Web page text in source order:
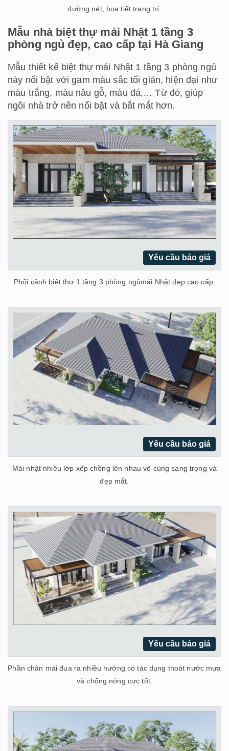
đường nét, họa tiết trang trí.
Mẫu nhà biệt thự mái Nhật 1 tầng 3
phòng ngủ đẹp, cao cấp tại Hà Giang
Mẫu thiết kế biệt thự mái Nhật 1 tầng 3 phòng ngủ
này nổi bật với gam màu sắc tối giản, hiện đại như
màu trắng, màu nâu gỗ, màu đá,… Từ đó, giúp
ngôi nhà trở nên nổi bật và bắt mắt hơn.
Yêu cầu báo giá
Phối cảnh biệt thự 1 tầng 3 phòng ngủmái Nhật đẹp cao cấp.
Yêu cầu báo giá
Mái nhật nhiều lớp xếp chồng lên nhau vô cùng sang trọng và
đẹp mắt.
Yêu cầu báo giá
Phần chân mái đua ra nhiều hướng có tác dụng thoát nước mưa
và chống nóng cực tốt.